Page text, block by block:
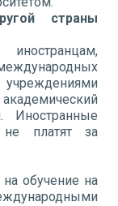
страны
иностранцам,
Иностранные
не платят за
обучение на